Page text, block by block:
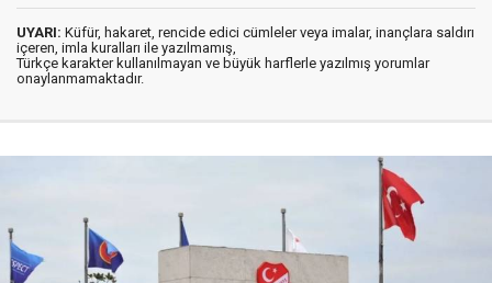
UYARI: Küfür, hakaret, rencide edici cümleler veya imalar, inançlara saldırı
içeren, imla kuralları ile yazılmamış,
Türkçe karakter kullanılmayan ve büyük harflerle yazılmış yorumlar
onaylanmamaktadır.